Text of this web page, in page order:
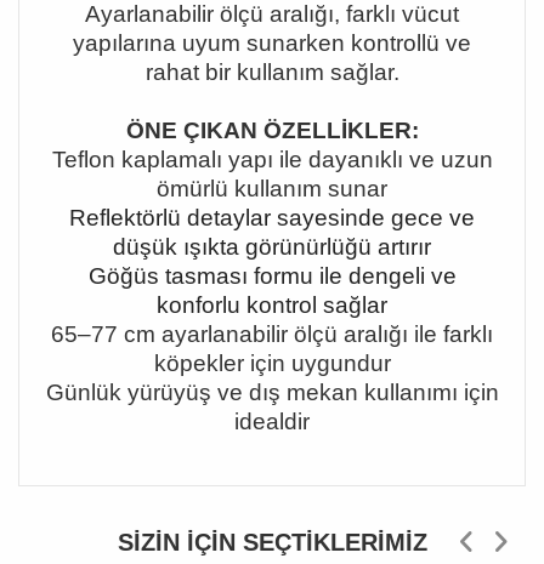
Ayarlanabilir ölçü aralığı, farklı vücut
yapılarına uyum sunarken kontrollü ve
rahat bir kullanım sağlar.
ÖNE ÇIKAN ÖZELLİKLER:
Teflon kaplamalı yapı ile dayanıklı ve uzun
ömürlü kullanım sunar
Reflektörlü detaylar sayesinde gece ve
düşük ışıkta görünürlüğü artırır
Göğüs tasması formu ile dengeli ve
konforlu kontrol sağlar
65–77 cm ayarlanabilir ölçü aral ığı ile farklı
köpekler için uygundur
Günlük yürüyüş ve dış mekan kullanımı için
idealdir
SIZIN İÇIN SEÇTIKLERIMIZ